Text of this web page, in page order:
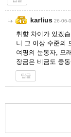
karlius 26-06-
취향 차이가 있겠
니 그 이상 수준의
여명의 눈동자, 모
장금은 비금도 중
답글